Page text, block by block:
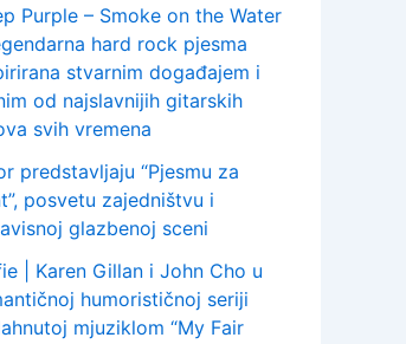
Purple – Smoke on the Water
hard rock pjesma
stvarnim događajem i
od najslavnijih gitarskih
svih vremena
predstavljaju “Pjesmu za
posvetu zajedništvu i
glazbenoj sceni
| Karen Gillan i John Cho u
humorističnoj seriji
mjuziklom “My Fair